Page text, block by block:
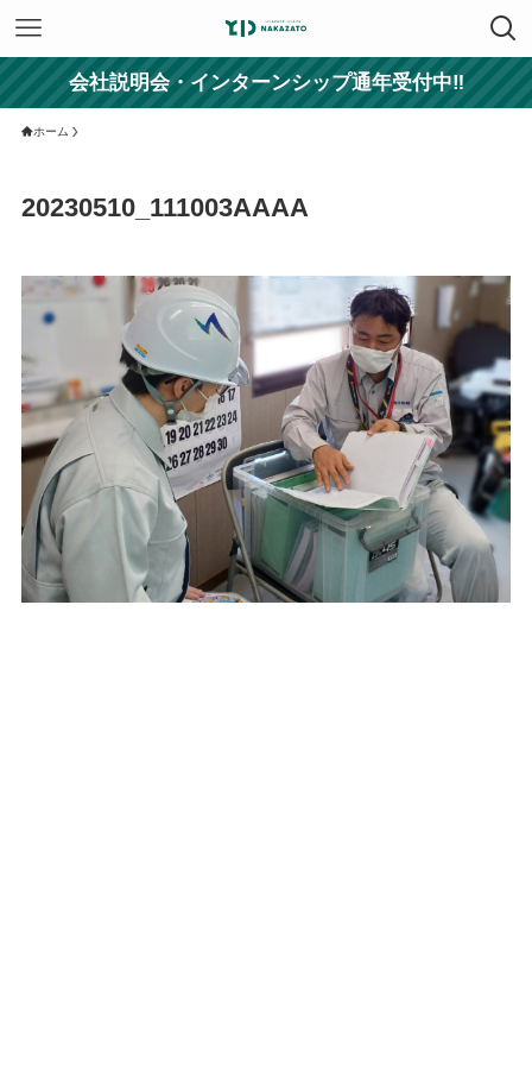
会社説明会・インターンシップ通年受付中‼
ホーム
20230510_111003AAAA